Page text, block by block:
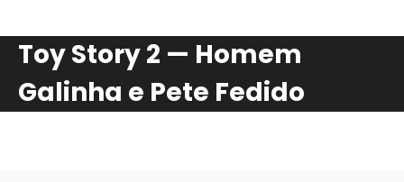
Toy Story 2 — Homem
Galinha e Pete Fedido